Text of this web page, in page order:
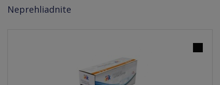
Neprehliadnite